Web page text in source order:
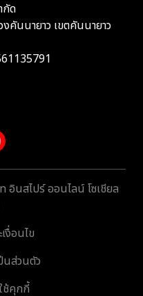
กัด
คันนายาว เขตคันนายาว
นสไปร์ ออนไลน์ โซเชียล
งื่อนไข
นส่วนตัว
ช้คุกกี้